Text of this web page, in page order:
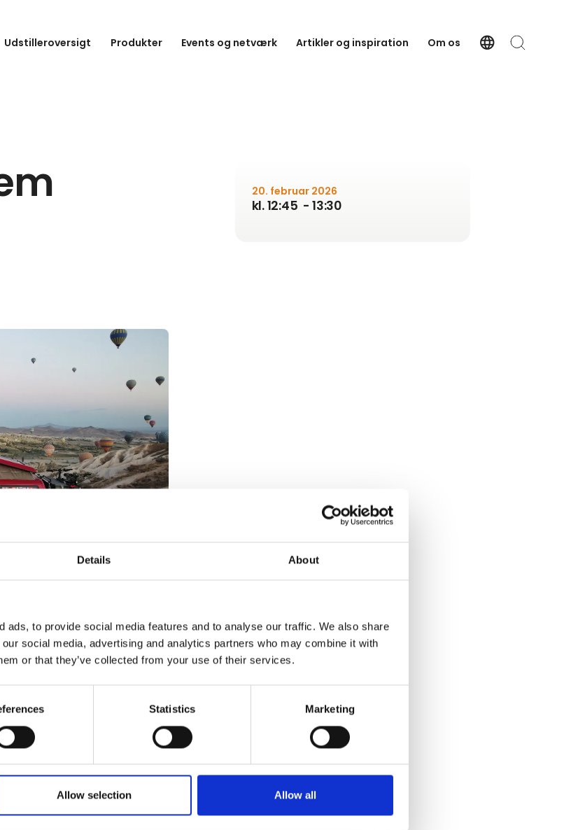
Details About
ads, to provide social media features and to analyse our traffic. We also share
social media, advertising and analytics partners who may combine it with
or that they’ve collected from your use of their services.
Statistics Marketing
Allow selection Allow all
Udstilleroversigt Produkter Events og netværk Artikler og inspiration Om os languageLanguage
Søg
gennem Tyrkiet.
oplevelser gennem Tyrkiet
Istanbul Europas største
også om hvordan det er at
en længere roadtrip. Sanne
at besøge destinationer som
besøgt 34 lande i deres
20. februar 2026
kl. 12:45 - 13:30